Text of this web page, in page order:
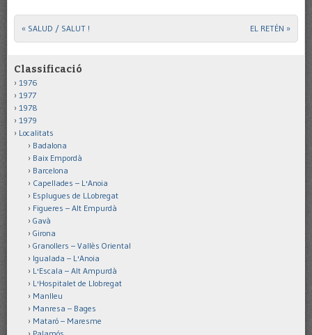
Post navigation
« SALUD / SALUT ! EL RETÉN »
Classificació
1976
1977
1978
1979
Localitats
Badalona
Baix Empordà
Barcelona
Capellades – L'Anoia
Esplugues de LLobregat
Figueres – Alt Empurdà
Gavà
Girona
Granollers – Vallès Oriental
Igualada – L'Anoia
L'Escala – Alt Ampurdà
L'Hospitalet de Llobregat
Manlleu
Manresa – Bages
Mataró – Maresme